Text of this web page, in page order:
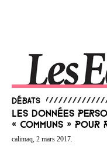
Débats
Les données
« communs »
calimaq, 2 mars 2017.